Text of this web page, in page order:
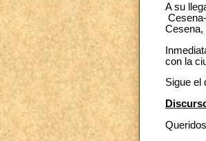
A su
Cesena,
con la
Sigue el